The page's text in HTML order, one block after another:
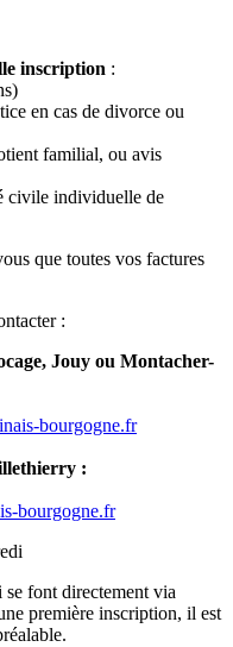
inscription :
en cas de divorce ou
familial, ou avis
civile individuelle de
que toutes vos factures
:
Jouy ou Montacher-
bourgogne.fr
:
bourgogne.fr
font directement via
première inscription, il est